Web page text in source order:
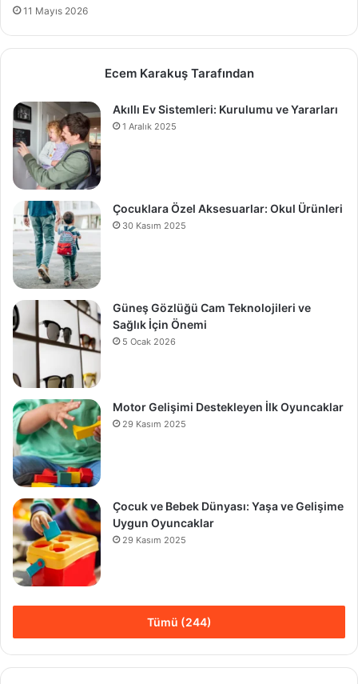
11 Mayıs 2026
Ecem Karakuş Tarafından
Akıllı Ev Sistemleri: Kurulumu ve Yararları
1 Aralık 2025
Çocuklara Özel Aksesuarlar: Okul Ürünleri
30 Kasım 2025
Güneş Gözlüğü Cam Teknolojileri ve
Sağlık İçin Önemi
5 Ocak 2026
Motor Gelişimi Destekleyen İlk Oyuncaklar
29 Kasım 2025
Çocuk ve Bebek Dünyası: Yaşa ve Gelişime
Uygun Oyuncaklar
29 Kasım 2025
Tümü (244)